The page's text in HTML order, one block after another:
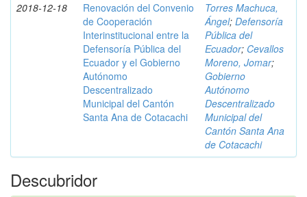
2018-12-18
Renovación del Convenio
de Cooperación
Interinstitucional entre la
Defensoría Pública del
Ecuador y el Gobierno
Autónomo
Descentralizado
Municipal del Cantón
Santa Ana de Cotacachi
Torres Machuca,
Ángel; Defensoría
Pública del
Ecuador; Cevallos
Moreno, Jomar;
Gobierno
Autónomo
Descentralizado
Municipal del
Cantón Santa Ana
de Cotacachi
Descubridor